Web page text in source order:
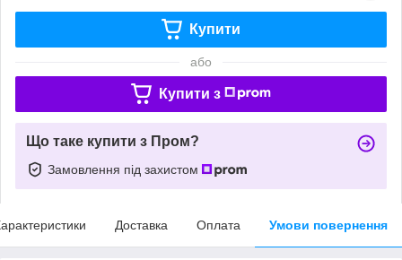
Купити
або
Купити з
Що таке купити з Пром?
Замовлення під захистом
Доставка Оплата Умови повернення